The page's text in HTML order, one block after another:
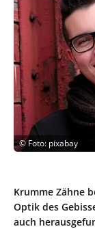
©Foto: pixabay
Krumme Zähne
Optik des
auch